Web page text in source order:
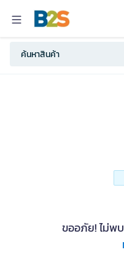
ขออภัย! ไม่พ